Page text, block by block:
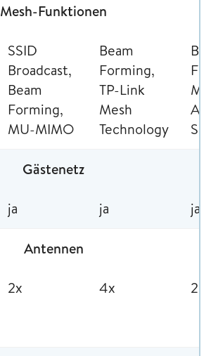
Mesh-Funktionen
SSID
Broadcast,
Beam
Forming,
MU-MIMO
Beam
Forming,
TP-Link
Mesh
Technology
Gästenetz
ja ja ja
Antennen
2x 4x 2